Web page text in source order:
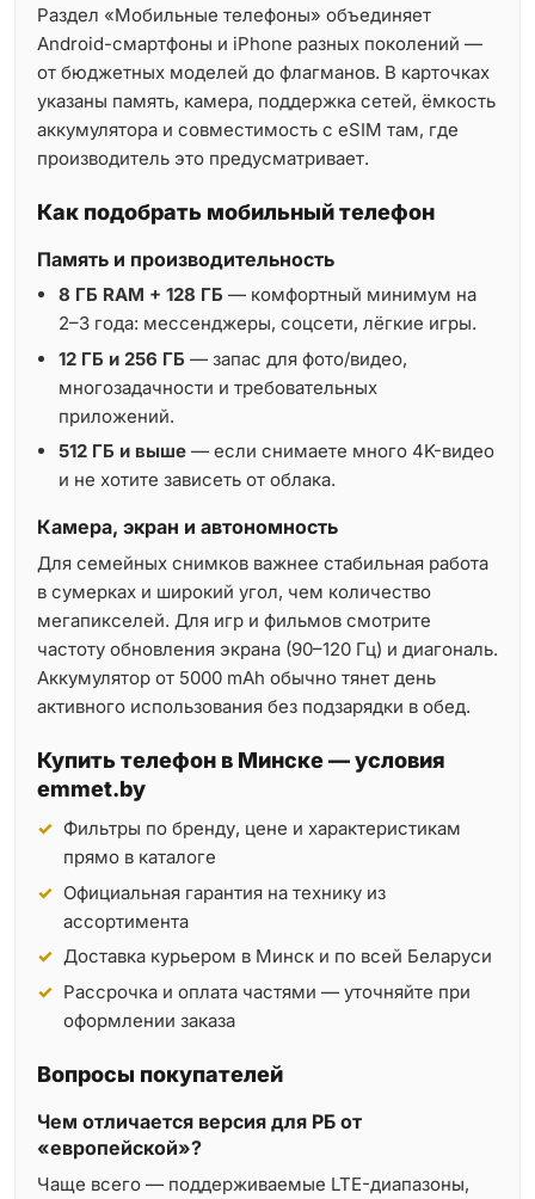
Раздел «Мобильные телефоны» объединяет
Android-смартфоны и iPhone разных поколений —
от бюджетных моделей до флагманов. В карточках
указаны память, камера, поддержка сетей, ёмкость
аккумулятора и совместимость с eSIM там, где
производитель это предусматривает.
Как подобрать мобильный телефон
Память и производительность
8 ГБ RAM + 128 ГБ — комфортный минимум на
2–3 года: мессенджеры, соцсети, лёгкие игры.
12 ГБ и 256 ГБ — запас для фото/видео,
многозадачности и требовательных
приложений.
512 ГБ и выше — если снимаете много 4K-видео
и не хотите зависеть от облака.
Камера, экран и автономность
Для семейных снимков важнее стабильная работа
в сумерках и широкий угол, чем количество
мегапикселей. Для игр и фильмов смотрите
частоту обновления экрана (90–120 Гц) и диагональ.
Аккумулятор от 5000 mAh обычно тянет день
активного использования без подзарядки в обед.
Купить телефон в Минске — условия
emmet.by
Фильтры по бренду, цене и характеристикам
прямо в каталоге
Официальная гарантия на технику из
ассортимента
Доставка курьером в Минск и по всей Беларуси
Рассрочка и оплата частями — уточняйте при
оформлении заказа
Вопросы покупателей
Чем отличается версия для РБ от
«европейской»?
Чаще всего — поддерживаемые LTE-диапазоны,